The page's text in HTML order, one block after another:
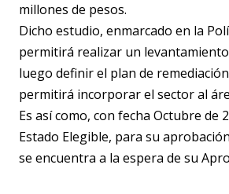
millones de pesos.
Dicho estudio, enmarcado en la
permitirá realizar un
luego definir el plan de
permitirá incorporar el sector al
Es así como, con fecha Octubre
Estado Elegible, para su
se encuentra a la espera de su